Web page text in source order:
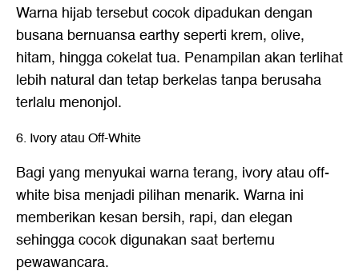
Warna hijab tersebut cocok dipadukan dengan
busana bernuansa earthy seperti krem, olive,
hitam, hingga cokelat tua. Penampilan akan terlihat
lebih natural dan tetap berkelas tanpa berusaha
terlalu menonjol.
6. Ivory atau Off-White
Bagi yang menyukai warna terang, ivory atau off-
white bisa menjadi pilihan menarik. Warna ini
memberikan kesan bersih, rapi, dan elegan
sehingga cocok digunakan saat bertemu
pewawancara.